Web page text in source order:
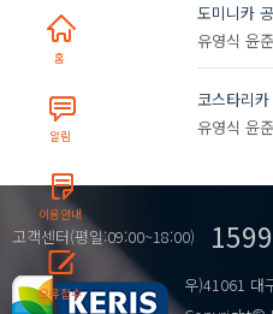
홈
알림
이용안내
오류접수
도미니카
유영식 윤
코스타리
유영식 윤
고객센터(평일:09:00~18:00)
우)41061 대